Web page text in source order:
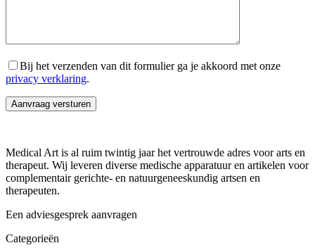
Bij het verzenden van dit formulier ga je akkoord met onze
privacy verklaring.
Medical Art is al ruim twintig jaar het vertrouwde adres voor arts en
therapeut. Wij leveren diverse medische apparatuur en artikelen voor
complementair gerichte- en natuurgeneeskundig artsen en
therapeuten.
Een adviesgesprek aanvragen
Categorieën